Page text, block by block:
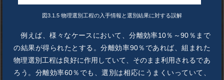
図3.1.5 物理選別工程の入手情報と選別結果に対する誤解
例えば、様々なケースにおいて、分離効率10％～90％まで
の結果が得られたとする。分離効率90％であれば、組まれた
物理選別工程は良好に作用していて、そのまま利用されるであ
ろう。分離効率60％でも、選別は相応にうまくいっていて、